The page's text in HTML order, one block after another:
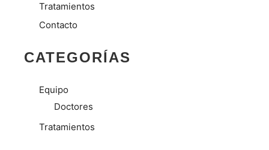
Tratamientos
Contacto
CATEGORÍAS
Equipo
Doctores
Tratamientos